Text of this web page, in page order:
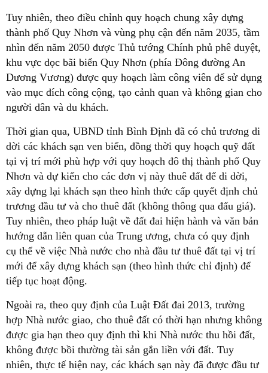
Tuy nhiên, theo điều chỉnh quy hoạch chung xây dựng
thành phố Quy Nhơn và vùng phụ cận đến năm 2035, tầm
nhìn đến năm 2050 được Thủ tướng Chính phủ phê duyệt,
khu vực dọc bãi biển Quy Nhơn (phía Đông đường An
Dương Vương) được quy hoạch làm công viên để sử dụng
vào mục đích công cộng, tạo cảnh quan và không gian cho
người dân và du khách.
Thời gian qua, UBND tỉnh Bình Định đã có chủ trương di
dời các khách sạn ven biển, đồng thời quy hoạch quỹ đất
tại vị trí mới phù hợp với quy hoạch đô thị thành phố Quy
Nhơn và dự kiến cho các đơn vị này thuê đất để di dời,
xây dựng lại khách sạn theo hình thức cấp quyết định chủ
trương đầu tư và cho thuê đất (không thông qua đấu giá).
Tuy nhiên, theo pháp luật về đất đai hiện hành và văn bản
hướng dẫn liên quan của Trung ương, chưa có quy định
cụ thể về việc Nhà nước cho nhà đầu tư thuê đất tại vị trí
mới để xây dựng khách sạn (theo hình thức chỉ định) để
tiếp tục hoạt động.
Ngoài ra, theo quy định của Luật Đất đai 2013, trường
hợp Nhà nước giao, cho thuê đất có thời hạn nhưng không
được gia hạn theo quy định thì khi Nhà nước thu hồi đất,
không được bồi thường tài sản gắn liền với đất. Tuy
nhiên, thực tế hiện nay, các khách sạn này đã được đầu tư